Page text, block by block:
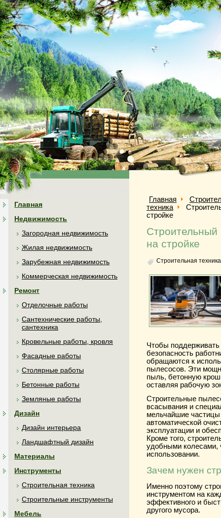
Главная
Недвижимость
Загородная недвижимость
Жилая недвижимость
Зарубежная недвижимость
Коммерческая недвижимость
Ремонт
Отделочные работы
Сантехнические работы,
сантехника
Кровельные работы, кровля
Фасадные работы
Столярные работы
Бетонные работы
Земляные работы
Дизайн
Дизайн интерьера
Ландшафтный дизайн
Материалы
Инструменты
Строительная техника
Строительные инструменты
Мебель
Главная
техника
стройке
Строительный
на стройке
Строительная техника
Чтобы поддерживать
безопасность
обращаются к
пылесосов. Эти
пыль, бетонную
оставляя рабочую
Строительные
всасывания и
мельчайшие
автоматической
эксплуатации и
Кроме того,
удобными колесами,
использовании.
Зачем нужен
Именно поэтому
инструментом на
эффективного и
другого мусора.